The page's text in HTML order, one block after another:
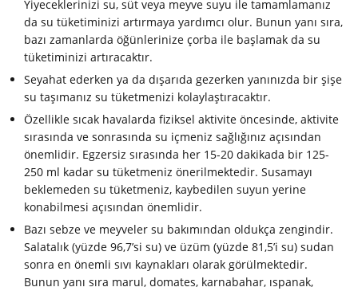
Yiyeceklerinizi su, süt veya meyve suyu ile tamamlamanız
da su tüketiminizi artırmaya yardımcı olur. Bunun yanı sıra,
bazı zamanlarda öğünlerinize çorba ile başlamak da su
tüketiminizi artıracaktır.
Seyahat ederken ya da dışarıda gezerken yanınızda bir şişe
su taşımanız su tüketmenizi kolaylaştıracaktır.
Özellikle sıcak havalarda fiziksel aktivite öncesinde, aktivite
sırasında ve sonrasında su içmeniz sağlığınız açısından
önemlidir. Egzersiz sırasında her 15-20 dakikada bir 125-
250 ml kadar su tüketmeniz önerilmektedir. Susamayı
beklemeden su tüketmeniz, kaybedilen suyun yerine
konabilmesi açısından önemlidir.
Bazı sebze ve meyveler su bakımından oldukça zengindir.
Salatalık (yüzde 96,7’si su) ve üzüm (yüzde 81,5’i su) sudan
sonra en önemli sıvı kaynakları olarak görülmektedir.
Bunun yanı sıra marul, domates, karnabahar, ıspanak,